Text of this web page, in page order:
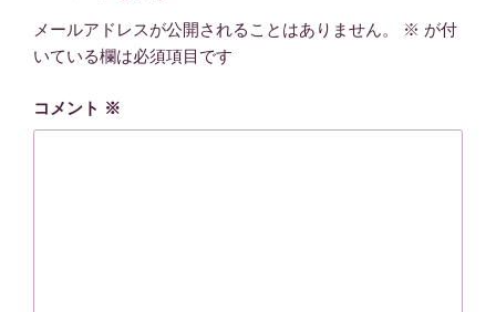
メールアドレスが公開されることはありません。 ※ が付
いている欄は必須項目です
コメント ※